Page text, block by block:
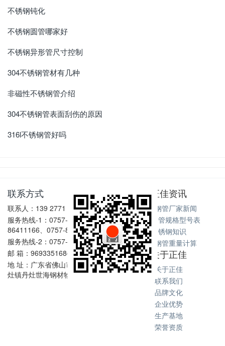
不锈钢钝化
不锈钢圆管哪家好
不锈钢异形管尺寸控制
304不锈钢管材有几种
非磁性不锈钢管介绍
304不锈钢管表面刮伤的原因
316l不锈钢管好吗
联系方式
联系人：139 2771 6167
服务热线-1：0757-
86411166、0757-86411128
服务热线-2：0757-86602198
邮 箱：969335168@qq.com
地 址：广东省佛山市南海区丹
灶镇丹灶世海钢材物流中心
正佳资讯
不锈钢管厂家新闻
不锈钢管规格型号表
不锈钢知识
不锈钢管重量计算
关于正佳
关于正佳
联系我们
品牌文化
企业优势
生产基地
荣誉资质